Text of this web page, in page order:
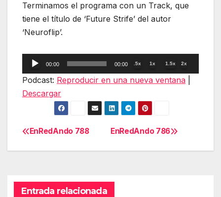
Terminamos el programa con un Track, que
tiene el título de ‘Future Strife’ del autor
‘Neuroflip’.
Reproductor
de
00:00 00:00 .5x 1x 1.5x 2x
Podcast: Reproducir en una nueva ventana
Descargar
Navegación
de
entradas
EnRedAndo 786
EnRedAndo 788
Entrada relacionada